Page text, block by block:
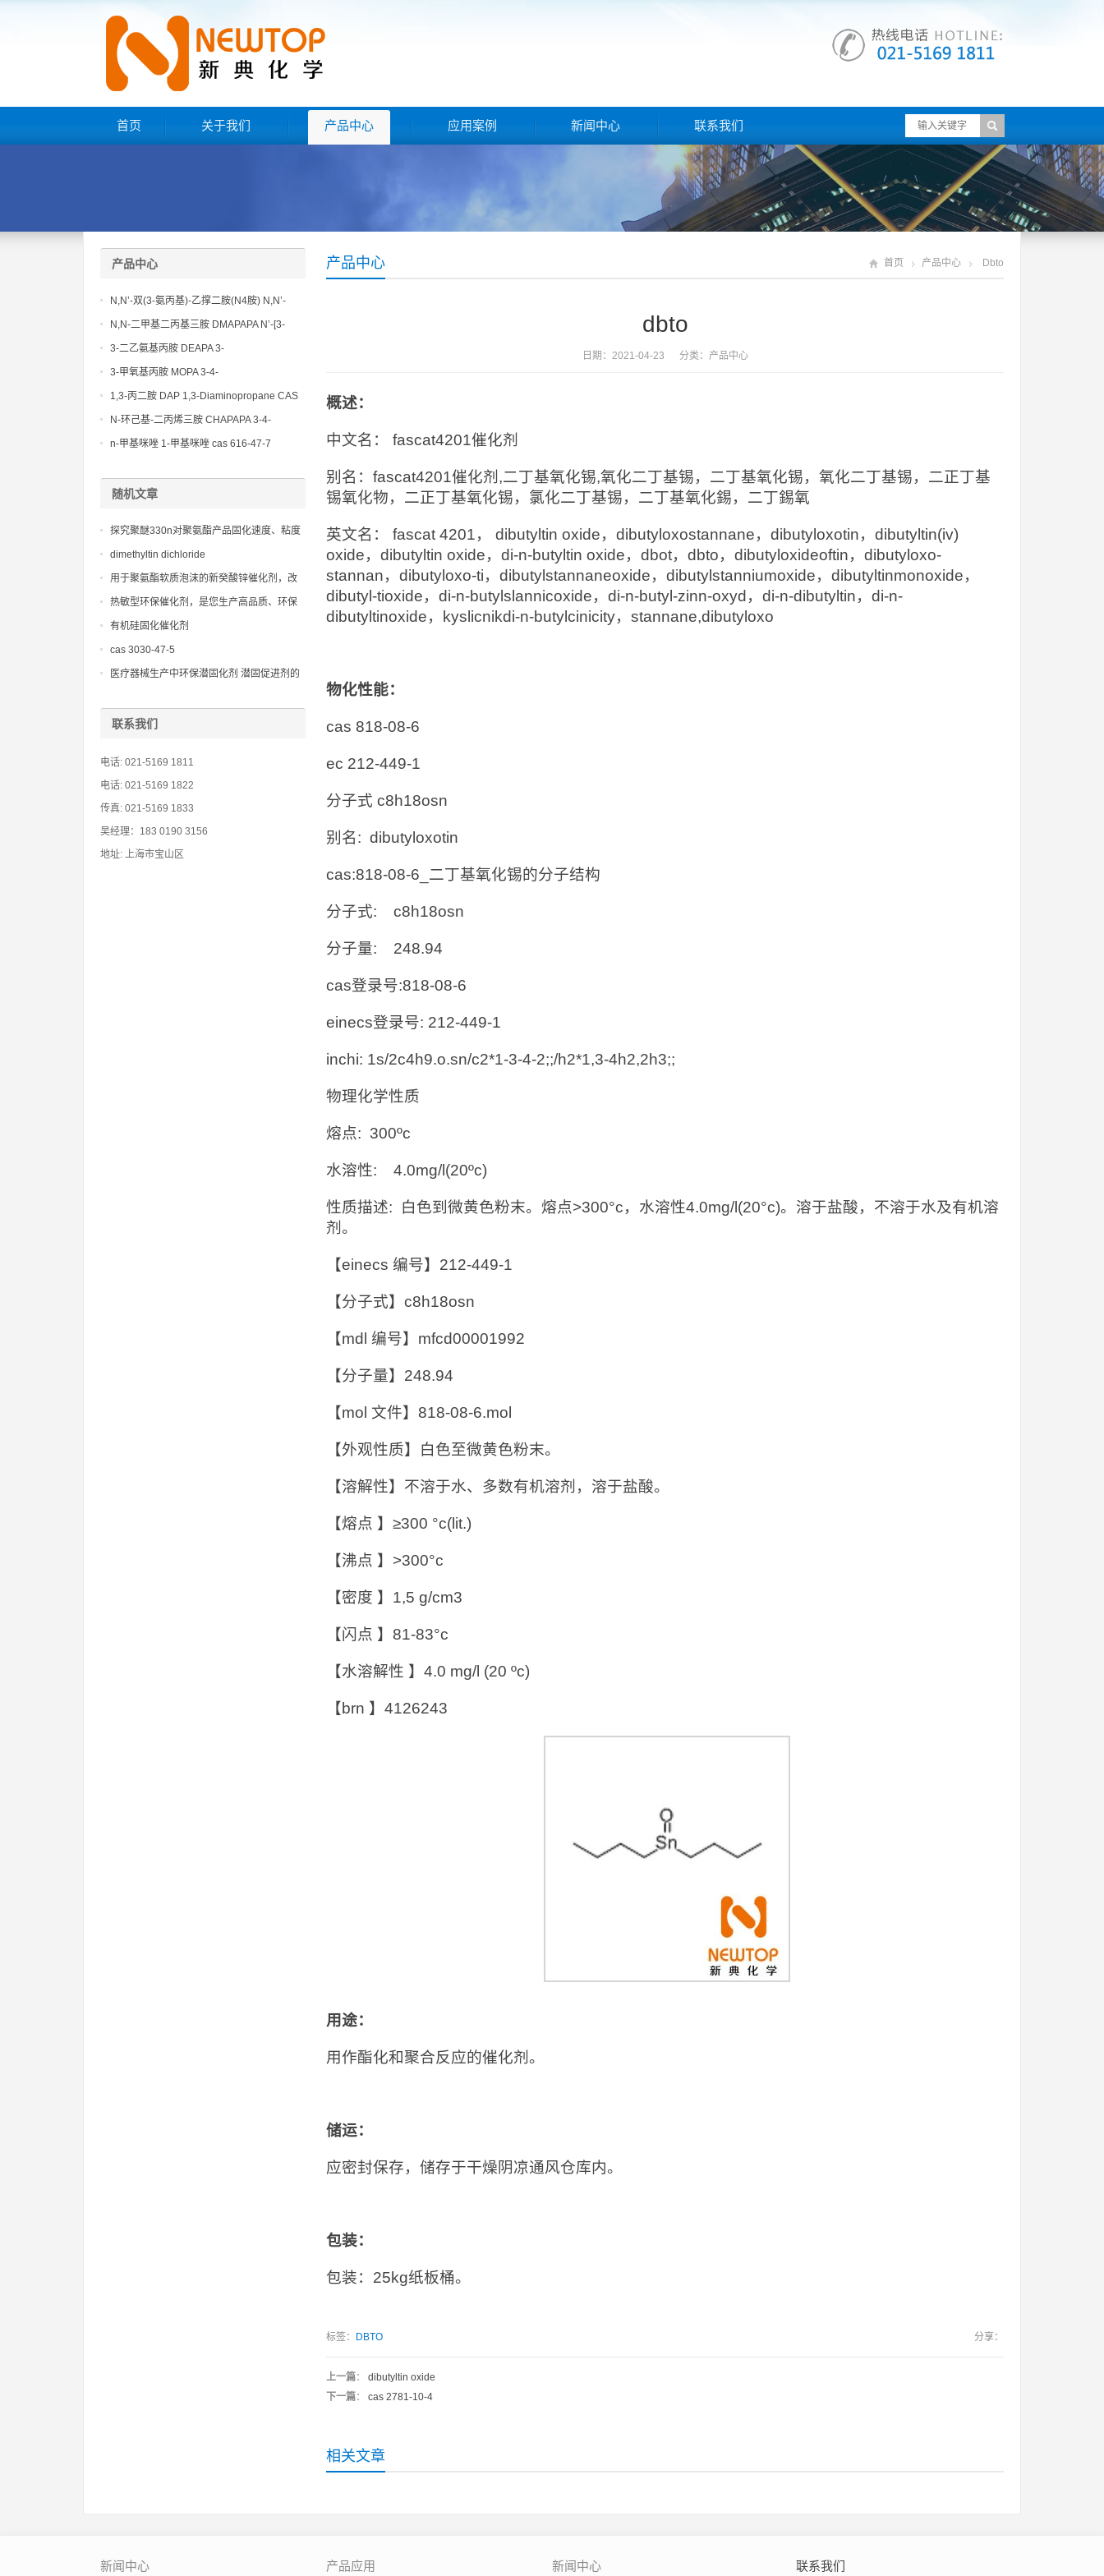
首页 关于我们 产品中心 应用案例 新闻中心 联系我们
产品中心 首页 产品中心 Dbto
dbto
日期：2021-04-23 分类： 产品中心
概述：
中文名： fascat4201催化剂
别名：fascat4201催化剂,二丁基氧化锡,氧化二丁基锡，二丁基氧化锡，氧化二丁基锡，二正丁基
锡氧化物，二正丁基氧化锡，氯化二丁基锡，二丁基氧化錫，二丁錫氧
英文名： fascat 4201， dibutyltin oxide，dibutyloxostannane，dibutyloxotin，dibutyltin(iv)
oxide，dibutyltin oxide，di-n-butyltin oxide，dbot，dbto，dibutyloxideoftin，dibutyloxo-
stannan，dibutyloxo-ti，dibutylstannaneoxide，dibutylstanniumoxide，dibutyltinmonoxide，
dibutyl-tioxide，di-n-butylslannicoxide，di-n-butyl-zinn-oxyd，di-n-dibutyltin，di-n-
dibutyltinoxide，kyslicnikdi-n-butylcinicity，stannane,dibutyloxo
物化性能：
cas 818-08-6
ec 212-449-1
分子式 c8h18osn
别名: dibutyloxotin
cas:818-08-6_二丁基氧化锡的分子结构
分子式: c8h18osn
分子量: 248.94
cas登录号:818-08-6
einecs登录号: 212-449-1
inchi: 1s/2c4h9.o.sn/c2*1-3-4-2;;/h2*1,3-4h2,2h3;;
物理化学性质
熔点: 300ºc
水溶性: 4.0mg/l(20ºc)
性质描述: 白色到微黄色粉末。熔点>300°c，水溶性4.0mg/l(20°c)。溶于盐酸，不溶于水及有机溶
剂。
【einecs 编号】212-449-1
【分子式】c8h18osn
【mdl 编号】mfcd00001992
【分子量】248.94
【mol 文件】818-08-6.mol
【外观性质】白色至微黄色粉末。
【溶解性】不溶于水、多数有机溶剂，溶于盐酸。
【熔点 】≥300 °c(lit.)
【沸点 】>300°c
【密度 】1,5 g/cm3
【闪点 】81-83°c
【水溶解性 】4.0 mg/l (20 ºc)
【brn 】4126243
用途：
用作酯化和聚合反应的催化剂。
储运：
应密封保存，储存于干燥阴凉通风仓库内。
包装：
包装：25kg纸板桶。
标签： DBTO 分享：
上一篇： dibutyltin oxide
下一篇： cas 2781-10-4
相关文章
产品中心
N,N’-双(3-氨丙基)-乙撑二胺(N4胺) N,N’-
Bis(3-aminopropyl)-ethylenediamine CAS
No10563-26-5
N,N-二甲基二丙基三胺 DMAPAPA N’-[3-
(dimethylamino)propyllpropane-1,3-
diamine CAS No10563-29-8
3-二乙氨基丙胺 DEAPA 3-
(Diethylamino)propylamine CAS No 104-
3-甲氧基丙胺 MOPA 3-4-
Methoxypropylamine CAS No 5332-73-0
1,3-丙二胺 DAP 1,3-Diaminopropane CAS
No 109-76-2
N-环己基-二丙烯三胺 CHAPAPA 3-4-
Methoxypropylamine CAS No:5332-73-0
n-甲基咪唑 1-甲基咪唑 cas 616-47-7
随机文章
探究聚醚330n对聚氨酯产品固化速度、粘度
和物理机械性能的影响
dimethyltin dichloride
用于聚氨酯软质泡沫的新癸酸锌催化剂，改
善泡孔结构，提高回弹性
热敏型环保催化剂，是您生产高品质、环保
聚氨酯制品的理想选择
有机硅固化催化剂
cas 3030-47-5
医疗器械生产中环保潜固化剂 潜固促进剂的
联系我们
电话: 021-5169 1811
电话: 021-5169 1822
传真: 021-5169 1833
吴经理：183 0190 3156
地址: 上海市宝山区
新闻中心 产品应用 新闻中心 联系我们